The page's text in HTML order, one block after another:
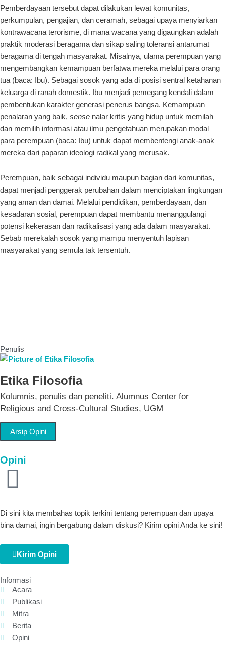
Pemberdayaan tersebut dapat dilakukan lewat komunitas,
perkumpulan, pengajian, dan ceramah, sebagai upaya menyiarkan
kontrawacana terorisme, di mana wacana yang digaungkan adalah
praktik moderasi beragama dan sikap saling toleransi antarumat
beragama di tengah masyarakat. Misalnya, ulama perempuan yang
mengembangkan kemampuan berfatwa mereka melalui para orang
tua (baca: Ibu). Sebagai sosok yang ada di posisi sentral ketahanan
keluarga di ranah domestik. Ibu menjadi pemegang kendali dalam
pembentukan karakter generasi penerus bangsa. Kemampuan
penalaran yang baik, sense nalar kritis yang hidup untuk memilah
dan memilih informasi atau ilmu pengetahuan merupakan modal
para perempuan (baca: Ibu) untuk dapat membentengi anak-anak
mereka dari paparan ideologi radikal yang merusak.
Perempuan, baik sebagai individu maupun bagian dari komunitas,
dapat menjadi penggerak perubahan dalam menciptakan lingkungan
yang aman dan damai. Melalui pendidikan, pemberdayaan, dan
kesadaran sosial, perempuan dapat membantu menanggulangi
potensi kekerasan dan radikalisasi yang ada dalam masyarakat.
Sebab merekalah sosok yang mampu menyentuh lapisan
masyarakat yang semula tak tersentuh.
Penulis
Etika Filosofia
Kolumnis, penulis dan peneliti. Alumnus Center for
Religious and Cross-Cultural Studies, UGM
Arsip Opini
Opini
Di sini kita membahas topik terkini tentang perempuan dan upaya
bina damai, ingin bergabung dalam diskusi? Kirim opini Anda ke sini!
Kirim Opini
Informasi
Acara
Publikasi
Mitra
Berita
Opini